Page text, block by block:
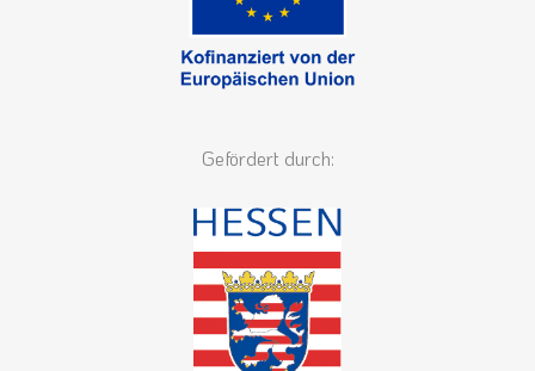
Gefördert durch: